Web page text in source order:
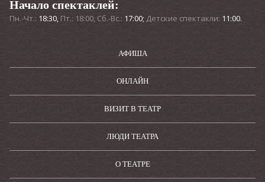
АФИША
ОНЛАЙН
ВИЗИТ В ТЕАТР
ЛЮДИ ТЕАТРА
О ТЕАТРЕ
Начало спектаклей:
Пн.-Чт.: 18:30, Пт.: 18:00, Сб.-Вс.: 17:00; Детские спектакли: 11:00.